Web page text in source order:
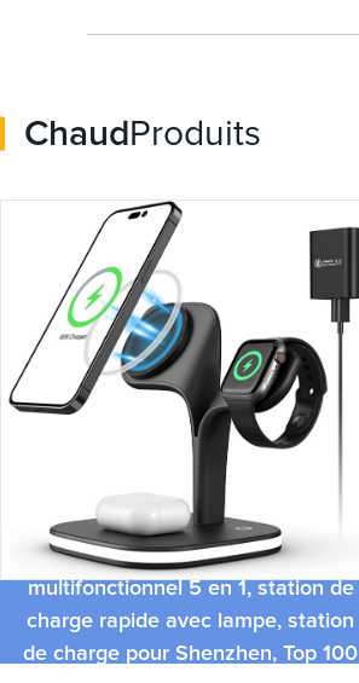
Chaud Produits
Chargeur magnétique sans fil
multifonctionnel 5 en 1, station de
charge rapide avec lampe, station
de charge pour Shenzhen, Top 100